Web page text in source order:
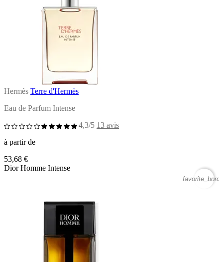
Hermès Terre d'Hermès
Eau de Parfum Intense
4,3/5 13 avis
à partir de
53,68 €
Dior Homme Intense